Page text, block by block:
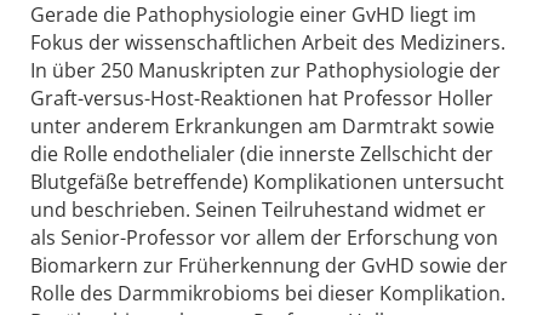
Gerade die Pathophysiologie einer GvHD liegt im
Fokus der wissenschaftlichen Arbeit des Mediziners.
In über 250 Manuskripten zur Pathophysiologie der
Graft-versus-Host-Reaktionen hat Professor Holler
unter anderem Erkrankungen am Darmtrakt sowie
die Rolle endothelialer (die innerste Zellschicht der
Blutgefäße betreffende) Komplikationen untersucht
und beschrieben. Seinen Teilruhestand widmet er
als Senior-Professor vor allem der Erforschung von
Biomarkern zur Früherkennung der GvHD sowie der
Rolle des Darmmikrobioms bei dieser Komplikation.